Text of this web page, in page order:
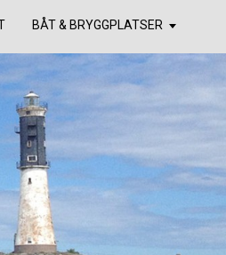
BÅT & BRYGGPLATSER